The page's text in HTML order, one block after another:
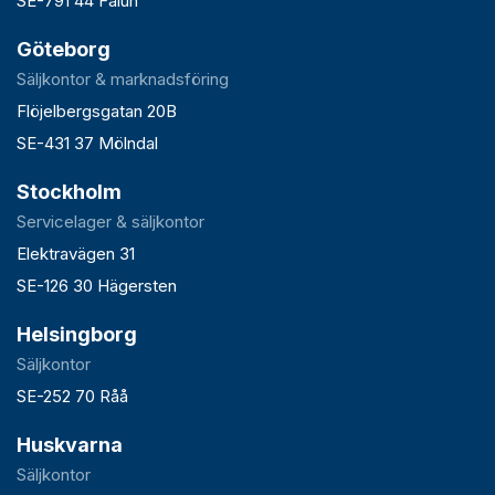
Göteborg
Säljkontor & marknadsföring
Flöjelbergsgatan 20B
SE-431 37 Mölndal
Stockholm
Servicelager & säljkontor
Elektravägen 31
SE-126 30 Hägersten
Helsingborg
Säljkontor
SE-252 70 Råå
Huskvarna
Säljkontor